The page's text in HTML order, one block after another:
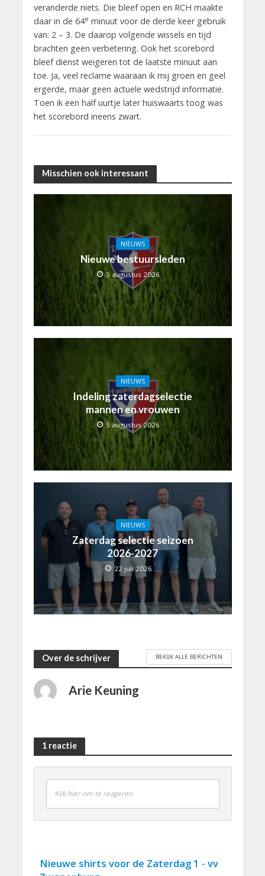
veranderde niets. Die bleef open en RCH maakte
daar in de 64e minuut voor de derde keer gebruik
van: 2 – 3. De daarop volgende wissels en tijd
brachten geen verbetering. Ook het scorebord
bleef dienst weigeren tot de laatste minuut aan
toe. Ja, veel reclame waaraan ik mij groen en geel
ergerde, maar geen actuele wedstrijd informatie.
Toen ik een half uurtje later huiswaarts toog was
het scorebord ineens zwart.
Misschien ook interessant
NIEUWS
Nieuwe bestuursleden
5 augustus 2026
NIEUWS
Indeling zaterdagselectie
mannen en vrouwen
5 augustus 2026
NIEUWS
Zaterdag selectie seizoen
2026-2027
22 juli 2026
Over de schrijver BEKIJK ALLE BERICHTEN
Arie Keuning
1 reactie
Klik hier om te reageren
Nieuwe shirts voor de Zaterdag 1 - vv